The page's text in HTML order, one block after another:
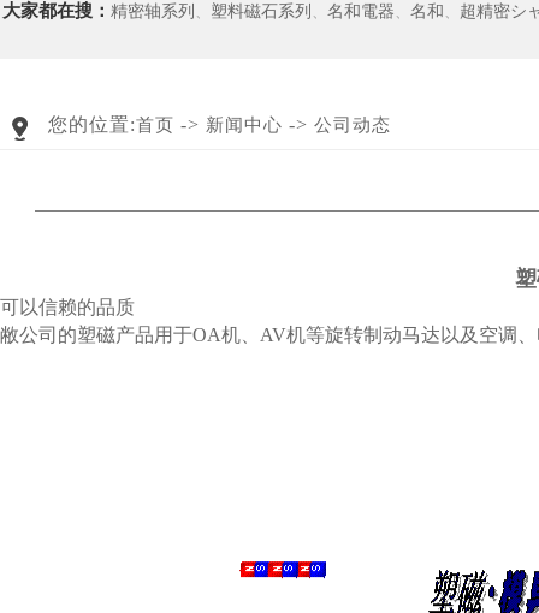
大家都在搜： 精密轴系列 、 塑料磁石系列 、 名和電器 、 名和 、 超精密シ
您的位置:首页 -> 新闻中心 -> 公司动态
可以信赖的品质
敝公司的塑磁产品用于OA机、AV机等旋转制动马达以及空调